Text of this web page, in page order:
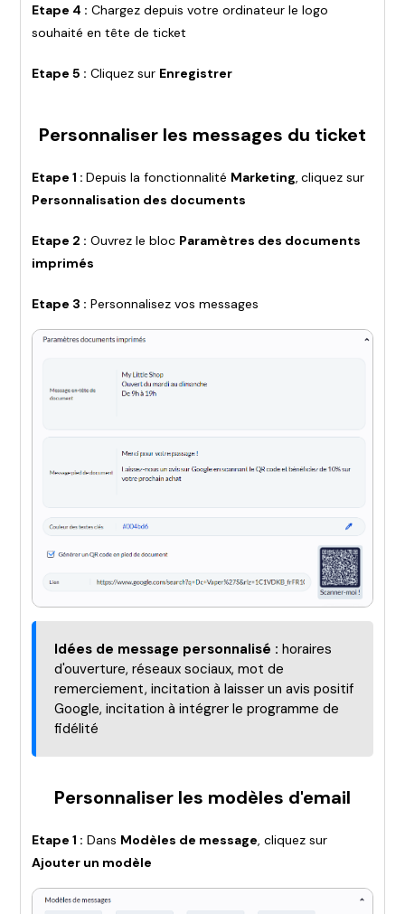
Etape 4 : Chargez depuis votre ordinateur le logo
souhaité en tête de ticket
Etape 5 : Cliquez sur Enregistrer
Personnaliser les messages du ticket
Etape 1 :Depuis la fonctionnalité Marketing, cliquez sur
Personnalisation des documents
Etape 2 : Ouvrez le bloc Paramètres des documents
imprimés
Etape 3 : Personnalisez vos messages
Idées de message personnalisé : horaires
d'ouverture, réseaux sociaux, mot de
remerciement, incitation à laisser un avis positif
Google, incitation à intégrer le programme de
fidélité
Personnaliser les modèles d'email
Etape 1 : Dans Modèles de message, cliquez sur
Ajouter un modèle